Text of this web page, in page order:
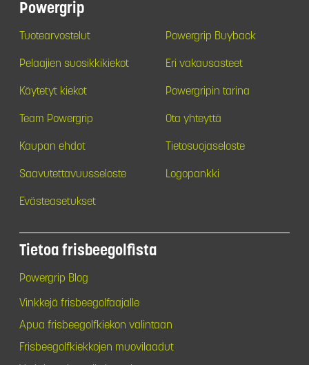
Powergrip
Tuotearvostelut Powergrip Buyback
Pelaajien suosikkikiekot Eri vakausasteet
Käytetyt kiekot Powergripin tarina
Team Powergrip Ota yhteyttä
Kaupan ehdot Tietosuojaseloste
Saavutettavuusseloste Logopankki
Evästeasetukset
Tietoa frisbeegolfista
Powergrip Blog
Vinkkejä frisbeegolfaajalle
Apua frisbeegolfkiekon valintaan
Frisbeegolfkiekkojen muovilaadut